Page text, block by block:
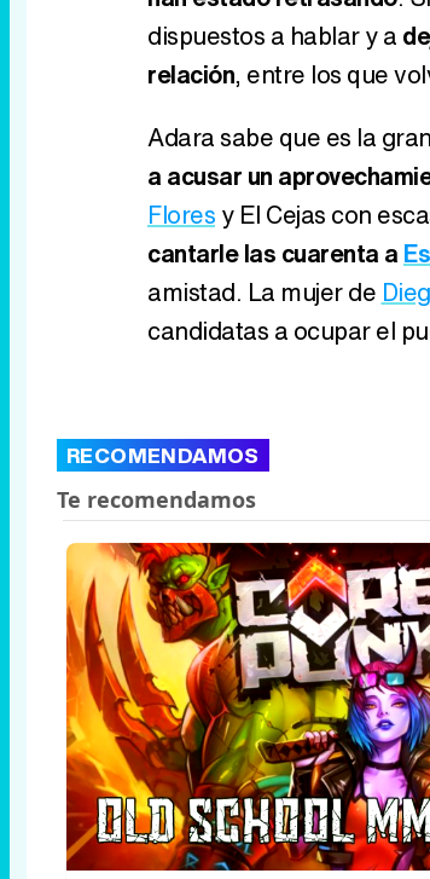
dispuestos a hablar y a
relación, entre los que
Adara sabe que es la
a acusar un
Flores y El Cejas con
cantarle las cuarenta a
amistad. La mujer de
candidatas a ocupar el
RECOMENDAMOS